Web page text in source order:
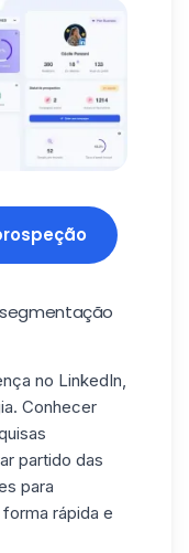
no LinkedIn,
Conhecer
partido das
para
rápida e